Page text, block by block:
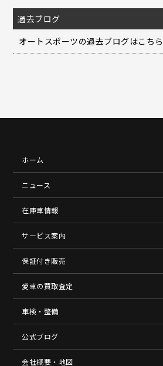
過去ブログ
オートスポーツの過去ブログはこちら
ホーム
ニュース
在庫車情報
サービス案内
保証付き販売
愛車の買取査定
車検・整備
公式ブログ
会社概要・地図